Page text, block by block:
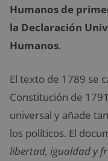
Humanos de
la Declaración
Humanos.
El texto de 1789 se
Constitución de
universal y añade
los políticos. El
libertad, igualdad y